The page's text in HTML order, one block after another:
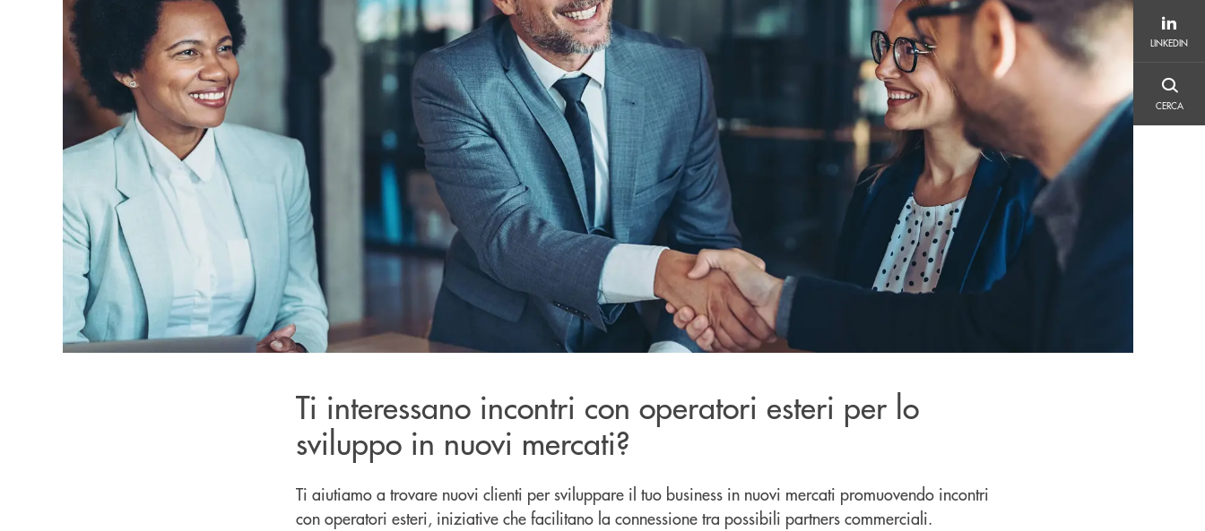
LINKEDIN
LINKEDIN
CERCA
Ti interessano incontri con operatori esteri per lo
sviluppo in nuovi mercati?
Ti aiutiamo a trovare nuovi clienti per sviluppare il tuo business in nuovi mercati promuovendo incontri
con operatori esteri, iniziative che facilitano la connessione tra possibili partners commerciali.